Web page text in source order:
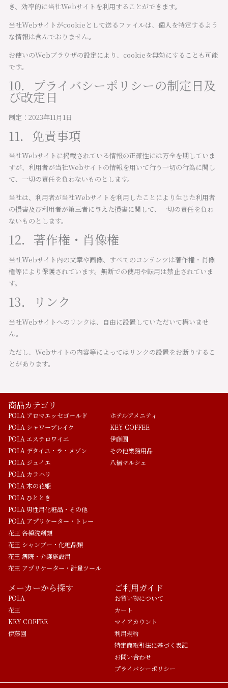
き、効率的に当社Webサイトを利用することができます。
当社Webサイトがcookieとして送るファイルは、個人を特定するよう
な情報は含んでおりません。
お使いのWebブラウザの設定により、cookieを無効にすることも可能
です。
10．プライバシーポリシーの制定日及
び改定日
制定：2023年11月1日
11．免責事項
当社Webサイトに掲載されている情報の正確性には万全を期していま
すが、利用者が当社Webサイトの情報を用いて行う一切の行為に関し
て、一切の責任を負わないものとします。
当社は、利用者が当社Webサイトを利用したことにより生じた利用者
の損害及び利用者が第三者に与えた損害に関して、一切の責任を負わ
ないものとします。
12．著作権・肖像権
当社Webサイト内の文章や画像、すべてのコンテンツは著作権・肖像
権等により保護されています。無断での使用や転用は禁止されていま
す。
13．リンク
当社Webサイトへのリンクは、自由に設置していただいて構いませ
ん。
ただし、Webサイトの内容等によってはリンクの設置をお断りするこ
とがあります。
商品カテゴリ
POLA アロマエッセゴールド
POLA シャワーブレイク
POLA エステロワイエ
POLA デタイユ・ラ・メゾン
POLA ジュイエ
POLA カラハリ
POLA 木の花姫
POLA ひととき
POLA 男性用化粧品・その他
POLA アプリケーター・トレー
花王 各種洗剤類
花王 シャンプー・化粧品類
花王 病院・介護施設用
花王 アプリケーター・計量ツール
ホテルアメニティ
KEY COFFEE
伊藤園
その他業務用品
八福マルシェ
メーカーから探す
POLA
花王
KEY COFFEE
伊藤園
ご利用ガイド
お買い物について
カート
マイアカウント
利用規約
特定商取引法に基づく表記
お問い合わせ
プライバシーポリシー